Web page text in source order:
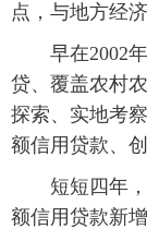
点，与地方经
早在2002年
贷、覆盖农村
探索、实地考
额信用贷款、
短短四年，
额信用贷款新